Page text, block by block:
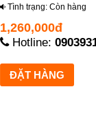
Tình trạng: Còn hàng
1,260,000đ
Hotline: